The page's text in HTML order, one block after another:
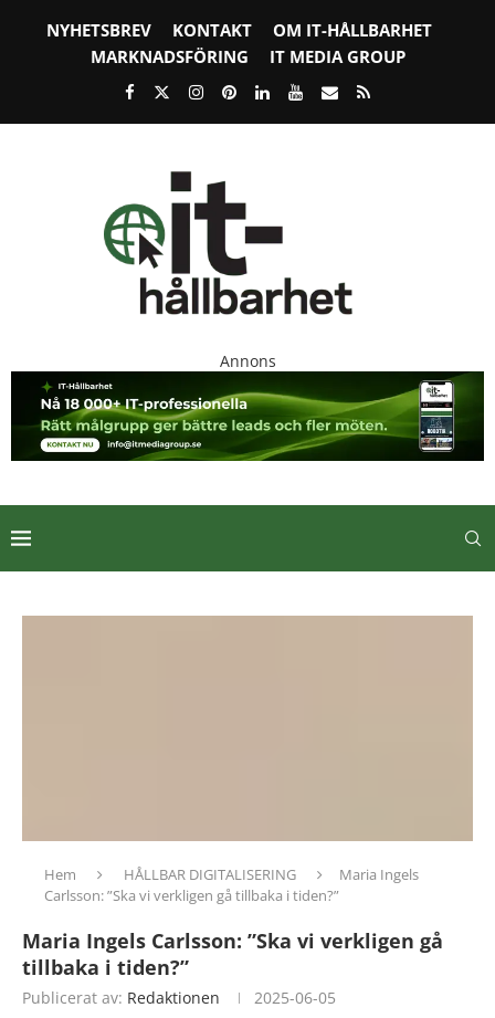
NYHETSBREV KONTAKT
OM IT-HÅLLBARHET
MARKNADSFÖRING
IT MEDIA GROUP
Annons
Hem HÅLLBAR DIGITALISERING
Maria Ingels
Carlsson: ”Ska vi verkligen gå tillbaka i tiden?”
Maria Ingels Carlsson: ”Ska vi verkligen gå
tillbaka i tiden?”
Publicerat av: Redaktionen 2025-06-05